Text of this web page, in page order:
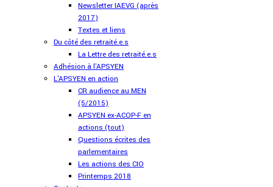
Newsletter IAEVG (après
2017)
Textes et liens
Du côté des retraité.e.s
La Lettre des retraité.e.s
Adhésion à l'APSYEN
L'APSYEN en action
CR audience au MEN
(5/2015)
APSYEN ex-ACOP-F en
actions (tout)
Questions écrites des
parlementaires
Les actions des CIO
Printemps 2018